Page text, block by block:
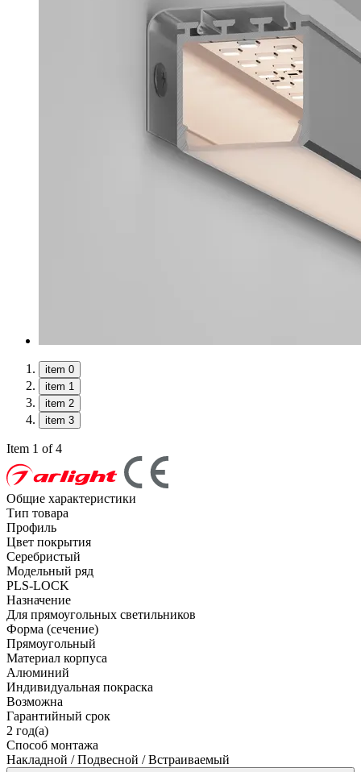
item 0
item 1
item 2
item 3
Item 1 of 4
Общие характеристики
Тип товара
Профиль
Цвет покрытия
Серебристый
Модельный ряд
PLS-LOCK
Назначение
Для прямоугольных светильников
Форма (сечение)
Прямоугольный
Материал корпуса
Алюминий
Индивидуальная покраска
Возможна
Гарантийный срок
2 год(а)
Способ монтажа
Накладной / Подвесной / Встраиваемый